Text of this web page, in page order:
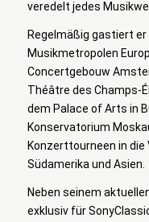
veredelt jedes
Regelmäßig gastiert
Musikmetropolen
Concertgebouw
Théâtre des Champs-
dem Palace of Arts in
Konservatorium
Konzerttourneen in
Südamerika und Asien.
Neben seinem
exklusiv für